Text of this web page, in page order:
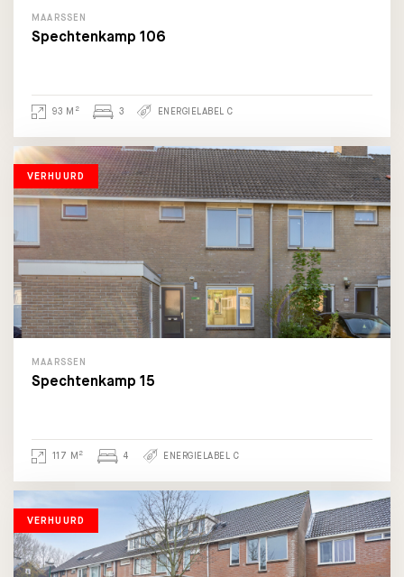
MAARSSEN
Spechtenkamp 106
93 M 2 3 ENERGIELABEL C
VERHUURD
MAARSSEN
Spechtenkamp 15
117 M 2 4 ENERGIELABEL C
VERHUURD